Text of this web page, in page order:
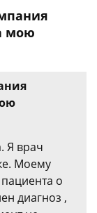
мою
Я врач
Моему
о
диагноз ,